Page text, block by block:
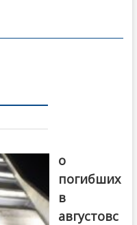
о
погибших
в
августовс